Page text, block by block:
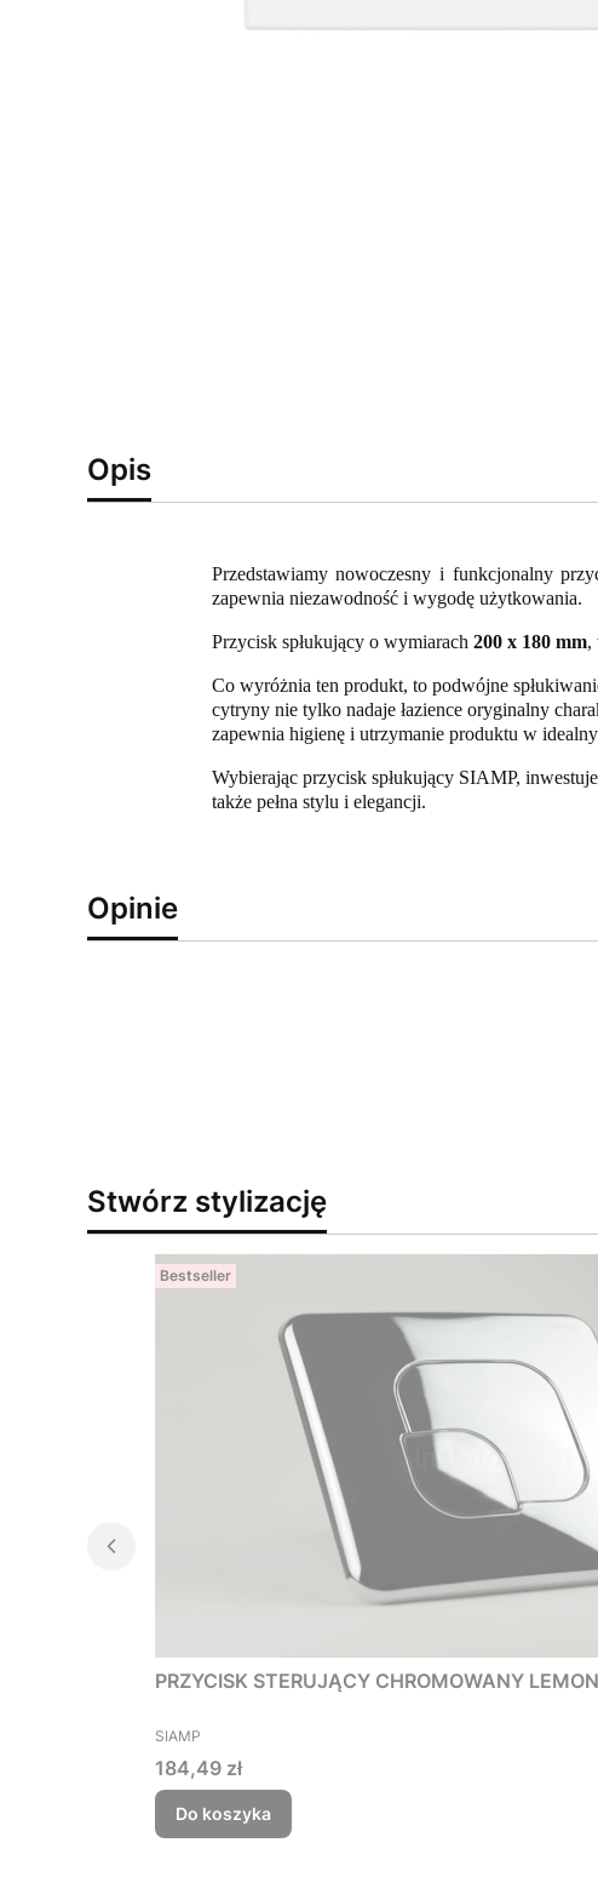
Opis
Przedstawiamy nowoczesny i funkcjonalny
zapewnia niezawodność i wygodę użytkowania.
Przycisk spłukujący o wymiarach 200 x 180 mm,
Co wyróżnia ten produkt, to podwójne
cytryny nie tylko nadaje łazience oryginalny
zapewnia higienę i utrzymanie produktu w
Wybierając przycisk spłukujący SIAMP,
także pełna stylu i elegancji.
Opinie
Stwórz stylizację
Bestseller
PRZYCISK
PRODUCENT
SIAMP
Cena
184,49 zł
Do koszyka